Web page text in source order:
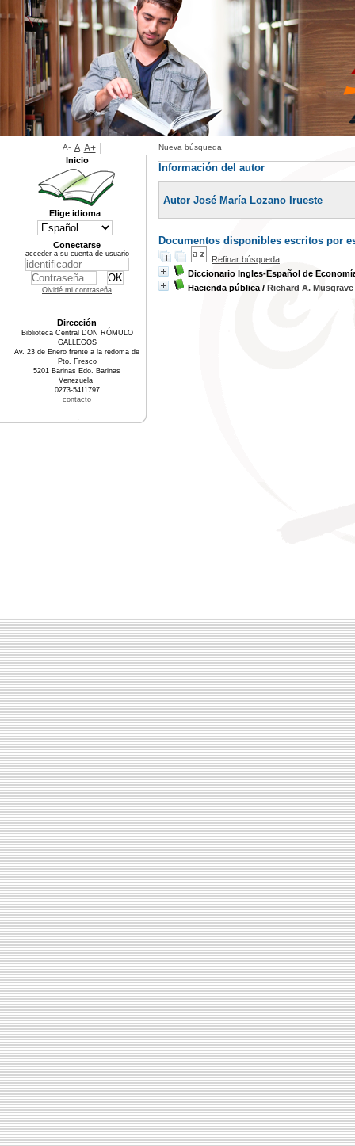
Nueva búsqueda
Información del autor
Autor José María Lozano Irueste
Documentos disponibles escritos por
Refinar búsqueda
Diccionario Ingles-Español de
Hacienda pública / Richard A. Musgrave
A- A A+
Inicio
Elige idioma
Conectarse
acceder a su cuenta de usuario
Olvidé mi contraseña
Dirección
Biblioteca Central DON RÓMULO
GALLEGOS
Av. 23 de Enero frente a la redoma de
Pto. Fresco
5201 Barinas Edo. Barinas
Venezuela
0273-5411797
contacto